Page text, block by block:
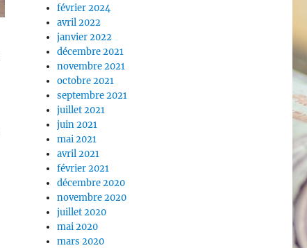
février 2024
avril 2022
janvier 2022
décembre 2021
novembre 2021
octobre 2021
septembre 2021
juillet 2021
juin 2021
mai 2021
avril 2021
février 2021
décembre 2020
novembre 2020
juillet 2020
mai 2020
mars 2020